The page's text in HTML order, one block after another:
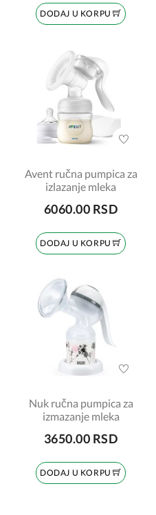
DODAJ U KORPU
Avent ručna pumpica za
izlazanje mleka
6060.00 RSD
DODAJ U KORPU
Nuk ručna pumpica za
izmazanje mleka
3650.00 RSD
DODAJ U KORPU